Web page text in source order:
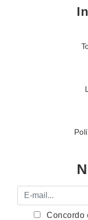
E-mail
Concordo